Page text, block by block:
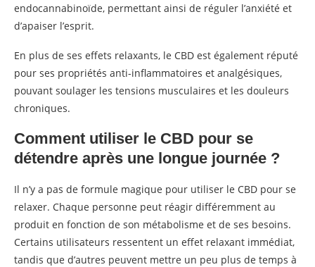
endocannabinoïde, permettant ainsi de réguler l’anxiété et
d’apaiser l’esprit.
En plus de ses effets relaxants, le CBD est également réputé
pour ses propriétés anti-inflammatoires et analgésiques,
pouvant soulager les tensions musculaires et les douleurs
chroniques.
Comment utiliser le CBD pour se
détendre après une longue journée ?
Il n’y a pas de formule magique pour utiliser le CBD pour se
relaxer. Chaque personne peut réagir différemment au
produit en fonction de son métabolisme et de ses besoins.
Certains utilisateurs ressentent un effet relaxant immédiat,
tandis que d’autres peuvent mettre un peu plus de temps à